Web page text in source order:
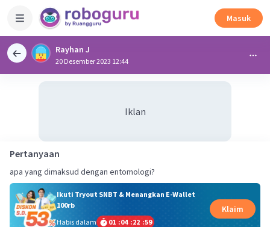
Masuk
Rayhan J
20 Desember 2023 12:44
Iklan
Pertanyaan
apa yang dimaksud dengan entomologi?
Ikuti Tryout SNBT & Menangkan E-Wallet
100rb
Habis dalam
01 :04 :22 :58
Klaim